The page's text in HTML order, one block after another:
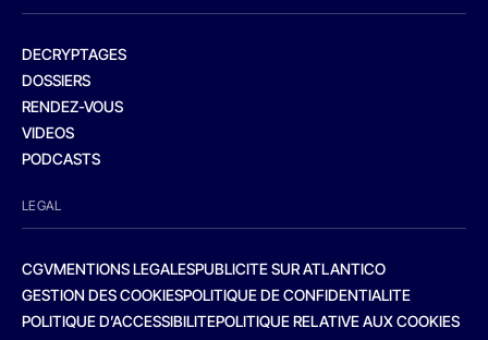
DECRYPTAGES
DOSSIERS
RENDEZ-VOUS
VIDEOS
PODCASTS
LEGAL
CGVMENTIONS LEGALESPUBLICITE SUR ATLANTICO
GESTION DES COOKIESPOLITIQUE DE CONFIDENTIALITE
POLITIQUE D’ACCESSIBILITEPOLITIQUE RELATIVE AUX COOKIES